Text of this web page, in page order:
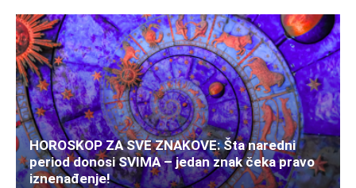
HOROSKOP ZA SVE ZNAKOVE: Šta naredni
period donosi SVIMA – jedan znak čeka pravo
iznenađenje!